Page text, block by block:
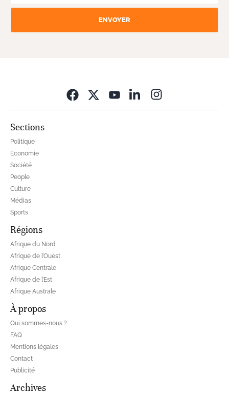
ENVOYER
Sections
Politique
Economie
Société
People
Culture
Médias
Sports
Régions
Afrique du Nord
Afrique de l’Ouest
Afrique Centrale
Afrique de l’Est
Afrique Australe
À propos
Qui sommes-nous ?
FAQ
Mentions légales
Contact
Publicité
Archives